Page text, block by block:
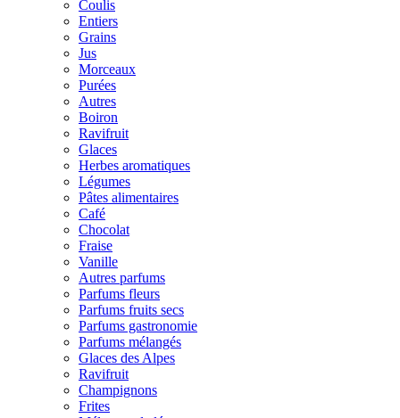
Coulis
Entiers
Grains
Jus
Morceaux
Purées
Autres
Boiron
Ravifruit
Glaces
Herbes aromatiques
Légumes
Pâtes alimentaires
Café
Chocolat
Fraise
Vanille
Autres parfums
Parfums fleurs
Parfums fruits secs
Parfums gastronomie
Parfums mélangés
Glaces des Alpes
Ravifruit
Champignons
Frites